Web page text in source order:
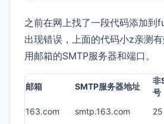
之前在网上找了一段代码添加
出现错误，上面的代码小z亲测
用邮箱的SMTP服务器和端口。
邮箱 SMTP服务器地址
非
号
163.com
smtp.163.com 25